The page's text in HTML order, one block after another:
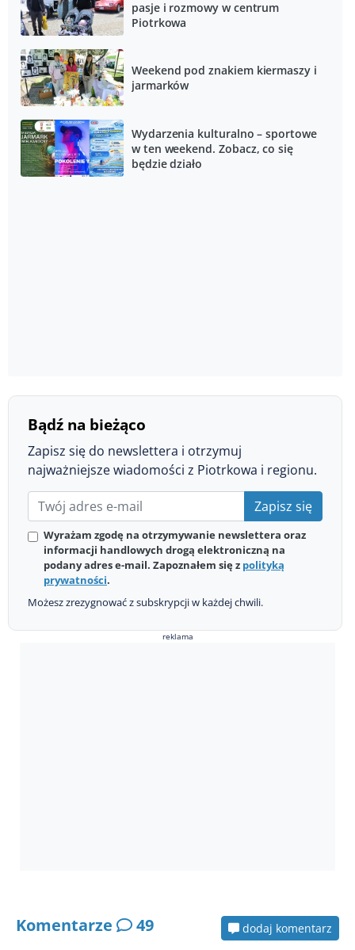
pasje i rozmowy w centrum
Piotrkowa
Weekend pod znakiem kiermaszy i
jarmarków
Wydarzenia kulturalno – sportowe
w ten weekend. Zobacz, co się
będzie działo
Bądź na bieżąco
Zapisz się do newslettera i otrzymuj
najważniejsze wiadomości z Piotrkowa i regionu.
Zapisz się
Wyrażam zgodę na otrzymywanie newslettera oraz
informacji handlowych drogą elektroniczną na
podany adres e-mail. Zapoznałem się z polityką
prywatności.
Możesz zrezygnować z subskrypcji w każdej chwili.
reklama
Komentarze 49 dodaj komentarz